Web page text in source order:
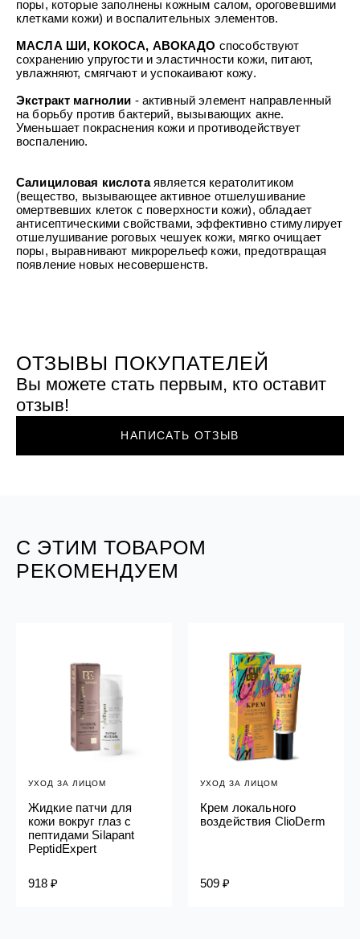
поры, которые заполнены кожным салом, ороговевшими
клетками кожи) и воспалительных элементов.
МАСЛА ШИ, КОКОСА, АВОКАДО способствуют
сохранению упругости и эластичности кожи, питают,
увлажняют, смягчают и успокаивают кожу.
Экстракт магнолии - активный элемент направленный
на борьбу против бактерий, вызывающих акне.
Уменьшает покраснения кожи и противодействует
воспалению.
Салициловая кислотаявляется кератолитиком
(вещество, вызывающее активное отшелушивание
омертвевших клеток с поверхности кожи), обладает
антисептическими свойствами, эффективно стимулирует
отшелушивание роговых чешуек кожи, мягко очищает
поры, выравнивают микрорельеф кожи, предотвращая
появление новых несовершенств.
ОТЗЫВЫ ПОКУПАТЕЛЕЙ
Вы можете стать первым, кто оставит
отзыв!
НАПИСАТЬ ОТЗЫВ
С ЭТИМ ТОВАРОМ
РЕКОМЕНДУЕМ
УХОД ЗА ЛИЦОМ
Жидкие патчи для
кожи вокруг глаз с
пептидами Silapant
PeptidExpert
918 ₽
УХОД ЗА ЛИЦОМ
Крем локального
воздействия ClioDerm
509 ₽